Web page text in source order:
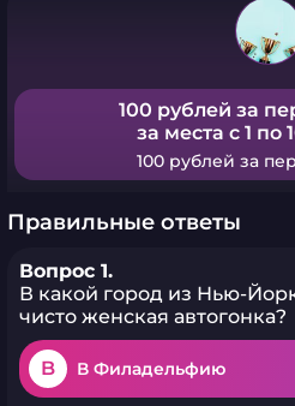
100 рублей за
за места с 1 по
100 рублей за
Правильные ответы
Вопрос 1.
В какой город из Нью-
чисто женская автогонка?
B В Филадельфию